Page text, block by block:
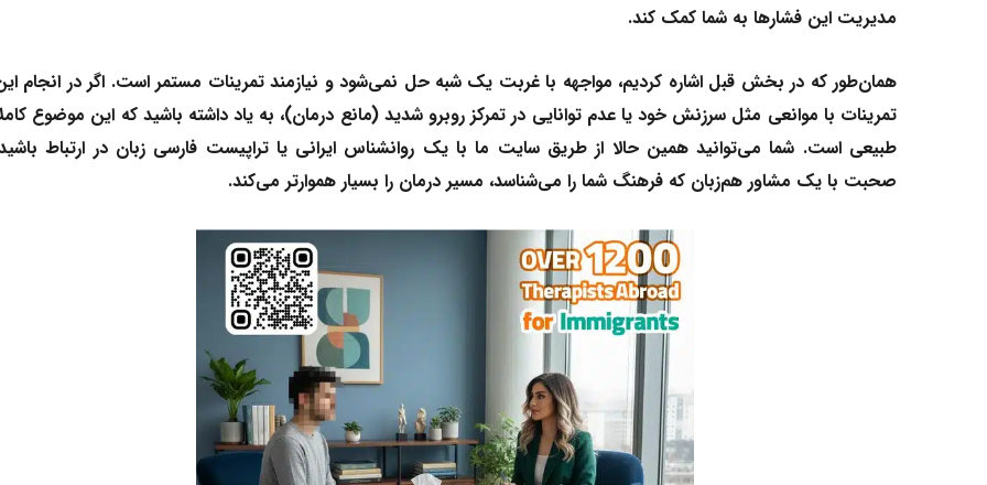
مدیریت این فشارها به شما کمک کند.
همان‌طور که در بخش قبل اشاره کردیم، مواجهه با غربت یک شبه حل نمی‌شود و نیازمند تمرینات مستمر است. اگر در انجام
تمرینات با موانعی مثل سرزنش خود یا عدم توانایی در تمرکز روبرو شدید (مانع درمان)، به یاد داشته باشید که این موضوع
طبیعی است. شما می‌توانید همین حالا از طریق سایت ما با یک روانشناس ایرانی یاتراپیست فارسی زبان در ارتباط
صحبت با یک مشاور هم‌زبان که فرهنگ شما را می‌شناسد، مسیر درمان را بسیار هموارتر می‌کند.